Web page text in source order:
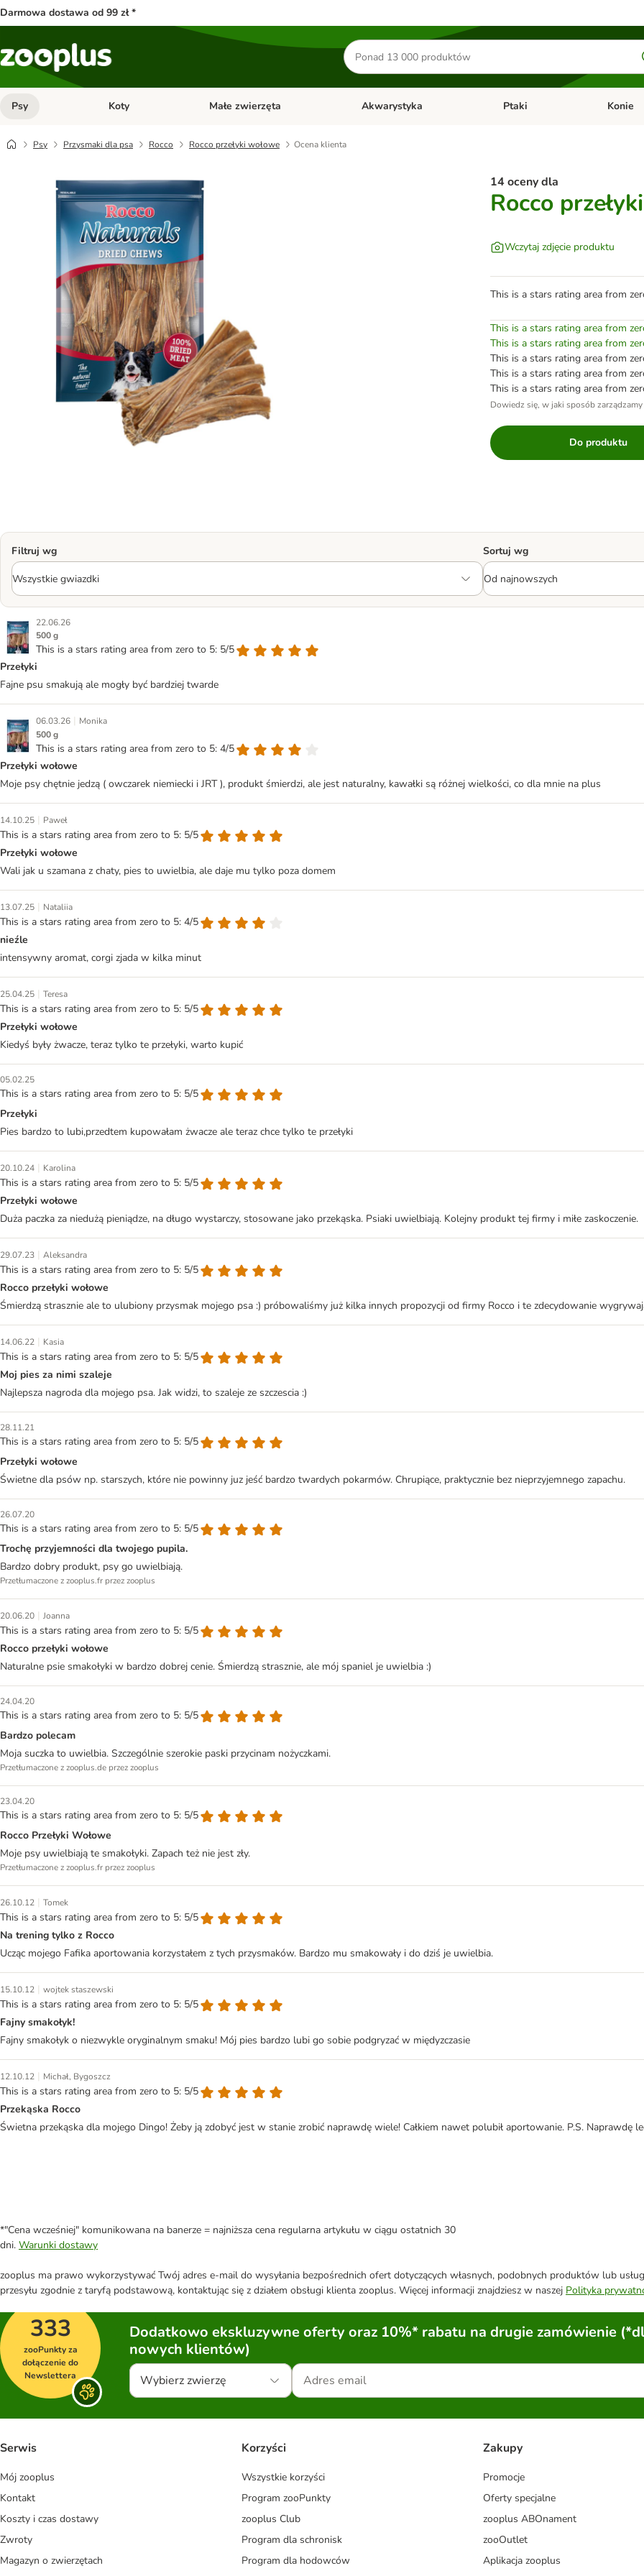
Darmowa dostawa od 99 zł *
Szukaj
produktów
Psy Otwórz menu kategorii: Psy
Koty Otwórz menu kategorii: Koty
Małe zwierzęta Otwórz menu kategorii: Małe zwierzęta
Akwarystyka Otwórz menu kategorii:
Ptaki Otwórz
Konie
Psy Przysmaki dla psa Rocco Rocco przełyki wołowe Ocena klienta
14 oceny dla
Rocco
Wczytaj zdjęcie produktu
This is a stars rating area from
This is a stars rating area from
This is a stars rating area from
This is a stars rating area from
This is a stars rating area from
This is a stars rating area from
Dowiedz się, w jaki sposób
Do produktu
Filtruj wg Sortuj wg
22.06.26
500 g
This is a stars rating area from zero to 5: 5/5
Przełyki
Fajne psu smakują ale mogły być bardziej twarde
06.03.26 | Monika
500 g
This is a stars rating area from zero to 5: 4/5
Przełyki wołowe
Moje psy chętnie jedzą ( owczarek niemiecki i JRT ), produkt śmierdzi, ale jest naturalny, kawałki są różnej wielkości, co dla mnie na plus
14.10.25 | Paweł
This is a stars rating area from zero to 5: 5/5
Przełyki wołowe
Wali jak u szamana z chaty, pies to uwielbia, ale daje mu tylko poza domem
13.07.25 | Nataliia
This is a stars rating area from zero to 5: 4/5
nieźle
intensywny aromat, corgi zjada w kilka minut
25.04.25 | Teresa
This is a stars rating area from zero to 5: 5/5
Przełyki wołowe
Kiedyś były żwacze, teraz tylko te przełyki, warto kupić
05.02.25
This is a stars rating area from zero to 5: 5/5
Przełyki
Pies bardzo to lubi,przedtem kupowałam żwacze ale teraz chce tylko te przełyki
20.10.24 | Karolina
This is a stars rating area from zero to 5: 5/5
Przełyki wołowe
Duża paczka za niedużą pieniądze, na długo wystarczy, stosowane jako przekąska. Psiaki uwielbiają. Kolejny produkt tej firmy i miłe zaskoczenie.
29.07.23 | Aleksandra
This is a stars rating area from zero to 5: 5/5
Rocco przełyki wołowe
Śmierdzą strasznie ale to ulubiony przysmak mojego psa :) próbowaliśmy już kilka innych propozycji od firmy Rocco i te zdecydowanie
14.06.22 | Kasia
This is a stars rating area from zero to 5: 5/5
Moj pies za nimi szaleje
Najlepsza nagroda dla mojego psa. Jak widzi, to szaleje ze szczescia :)
28.11.21
This is a stars rating area from zero to 5: 5/5
Przełyki wołowe
Świetne dla psów np. starszych, które nie powinny juz jeść bardzo twardych pokarmów. Chrupiące, praktycznie bez nieprzyjemnego zapachu.
26.07.20
This is a stars rating area from zero to 5: 5/5
Trochę przyjemności dla twojego pupila.
Bardzo dobry produkt, psy go uwielbiają.
Przetłumaczone z zooplus.fr przez zooplus
20.06.20 | Joanna
This is a stars rating area from zero to 5: 5/5
Rocco przełyki wołowe
Naturalne psie smakołyki w bardzo dobrej cenie. Śmierdzą strasznie, ale mój spaniel je uwielbia :)
24.04.20
This is a stars rating area from zero to 5: 5/5
Bardzo polecam
Moja suczka to uwielbia. Szczególnie szerokie paski przycinam nożyczkami.
Przetłumaczone z zooplus.de przez zooplus
23.04.20
This is a stars rating area from zero to 5: 5/5
Rocco Przełyki Wołowe
Moje psy uwielbiają te smakołyki. Zapach też nie jest zły.
Przetłumaczone z zooplus.fr przez zooplus
26.10.12 | Tomek
This is a stars rating area from zero to 5: 5/5
Na trening tylko z Rocco
Ucząc mojego Fafika aportowania korzystałem z tych przysmaków. Bardzo mu smakowały i do dziś je uwielbia.
15.10.12 | wojtek staszewski
This is a stars rating area from zero to 5: 5/5
Fajny smakołyk!
Fajny smakołyk o niezwykle oryginalnym smaku! Mój pies bardzo lubi go sobie podgryzać w międyzczasie
12.10.12 | Michał, Bygoszcz
This is a stars rating area from zero to 5: 5/5
Przekąska Rocco
Świetna przekąska dla mojego Dingo! Żeby ją zdobyć jest w stanie zrobić naprawdę wiele! Całkiem nawet polubił aportowanie. P.S. Naprawdę
*"Cena wcześniej" komunikowana na banerze = najniższa cena regularna artykułu w ciągu ostatnich 30
dni. Warunki dostawy
zooplus ma prawo wykorzystywać Twój adres e-mail do wysyłania bezpośrednich ofert dotyczących własnych, podobnych produktów lub
przesyłu zgodnie z taryfą podstawową, kontaktując się z działem obsługi klienta zooplus. Więcej informacji znajdziesz w naszej Polityka
333
zooPunkty za
dołączenie do
Newslettera
Dodatkowo ekskluzywne oferty oraz 10%* rabatu na drugie zamówienie
nowych klientów)
Wybierz zwierzę
Serwis
Mój zooplus
Kontakt
Koszty i czas dostawy
Zwroty
Magazyn o zwierzętach
Korzyści
Wszystkie korzyści
Program zooPunkty
zooplus Club
Program dla schronisk
Program dla hodowców
Zakupy
Promocje
Oferty specjalne
zooplus ABOnament
zooOutlet
Aplikacja zooplus